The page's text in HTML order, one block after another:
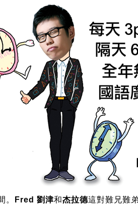
。 Fred 劉津和杰拉德這對難兄難